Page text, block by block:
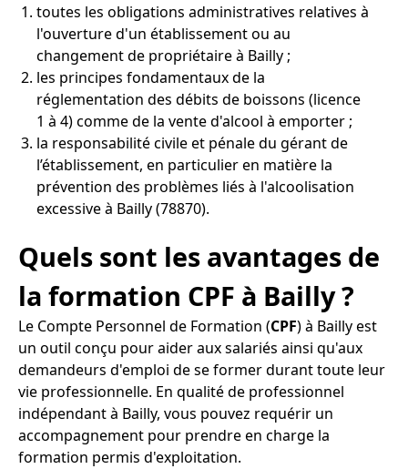
toutes les obligations administratives relatives à
l'ouverture d'un établissement ou au
changement de propriétaire à Bailly ;
les principes fondamentaux de la
réglementation des débits de boissons (licence
1 à 4) comme de la vente d'alcool à emporter ;
la responsabilité civile et pénale du gérant de
l’établissement, en particulier en matière la
prévention des problèmes liés à l'alcoolisation
excessive à Bailly (78870).
Quels sont les avantages de
la formation CPF à Bailly ?
Le Compte Personnel de Formation (CPF) à Bailly est
un outil conçu pour aider aux salariés ainsi qu'aux
demandeurs d'emploi de se former durant toute leur
vie professionnelle. En qualité de professionnel
indépendant à Bailly, vous pouvez requérir un
accompagnement pour prendre en charge la
formation permis d'exploitation.